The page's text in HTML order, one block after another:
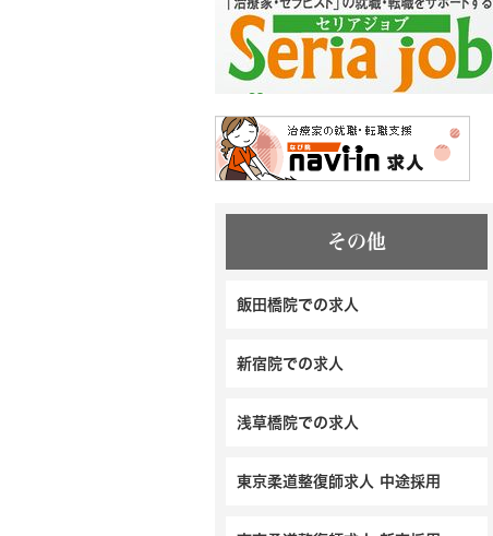
その他
飯田橋院での求人
新宿院での求人
浅草橋院での求人
東京柔道整復師求人 中途採用